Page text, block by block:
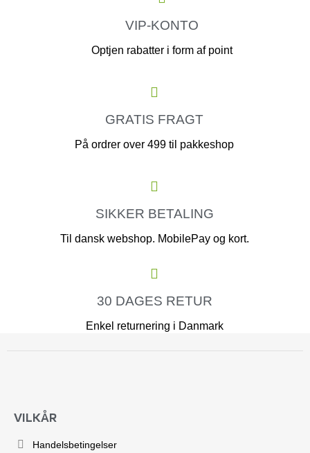
VIP-KONTO
Optjen rabatter i form af point
GRATIS FRAGT
På ordrer over 499 til pakkeshop
SIKKER BETALING
Til dansk webshop. MobilePay og kort.
30 DAGES RETUR
Enkel returnering i Danmark
VILKÅR
Handelsbetingelser